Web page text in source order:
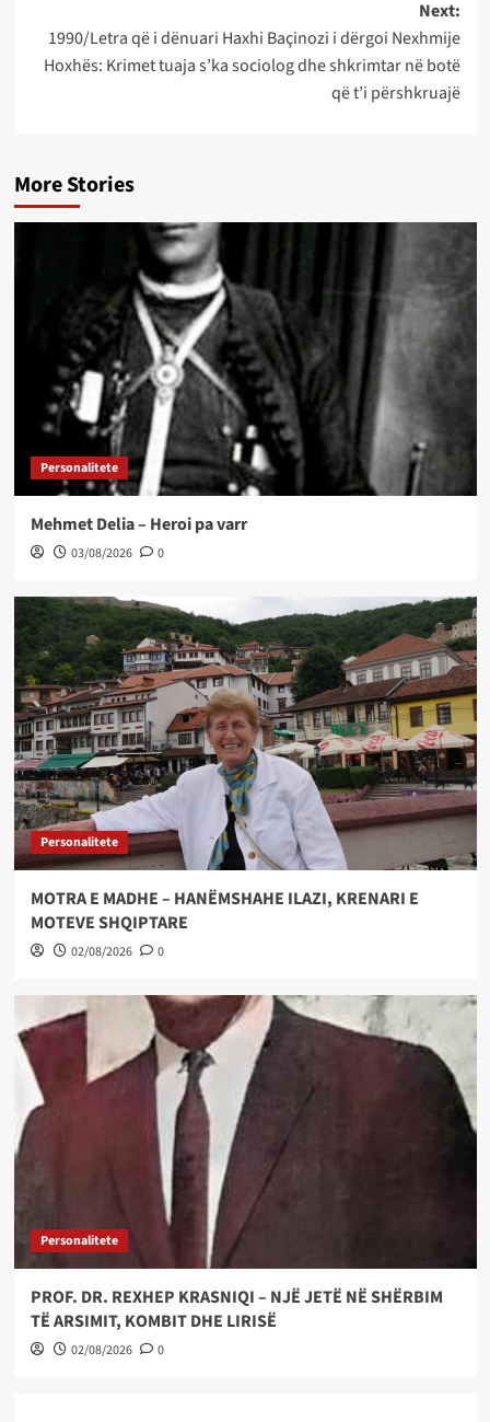
Next:
1990/Letra që i dënuari Haxhi Baçinozi i dërgoi Nexhmije
Hoxhës: Krimet tuaja s’ka sociolog dhe shkrimtar në botë
që t’i përshkruajë
More Stories
Personalitete
Mehmet Delia – Heroi pa varr
03/08/2026 0
Personalitete
MOTRA E MADHE – HANËMSHAHE ILAZI, KRENARI E
MOTEVE SHQIPTARE
02/08/2026 0
Personalitete
PROF. DR. REXHEP KRASNIQI – NJË JETË NË SHËRBIM
TË ARSIMIT, KOMBIT DHE LIRISË
02/08/2026 0